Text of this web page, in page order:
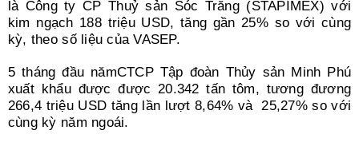
là Công ty CP Thuỷ sản Sóc Trăng (STAPIMEX) với
kim ngạch 188 triệu USD, tăng gần 25% so với cùng
kỳ, theo số liệu của VASEP.
5 tháng đầu nămCTCP Tập đoàn Thủy sản Minh Phú
xuất khẩu được được 20.342 tấn tôm, tương đương
266,4 triệu USD tăng lần lượt 8,64% và 25,27% so với
cùng kỳ năm ngoái.